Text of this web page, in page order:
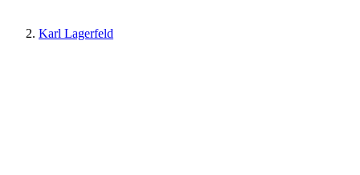
Karl Lagerfeld